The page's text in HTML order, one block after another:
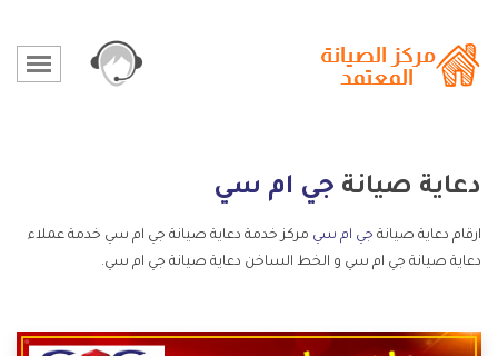
دعاية صيانة جي ام سي
ارقام دعاية صيانة جي ام سي مركز خدمة دعاية صيانة جي ام سي خدمة عملاء
دعاية صيانة جي ام سي و الخط الساخن دعاية صيانة جي ام سي.